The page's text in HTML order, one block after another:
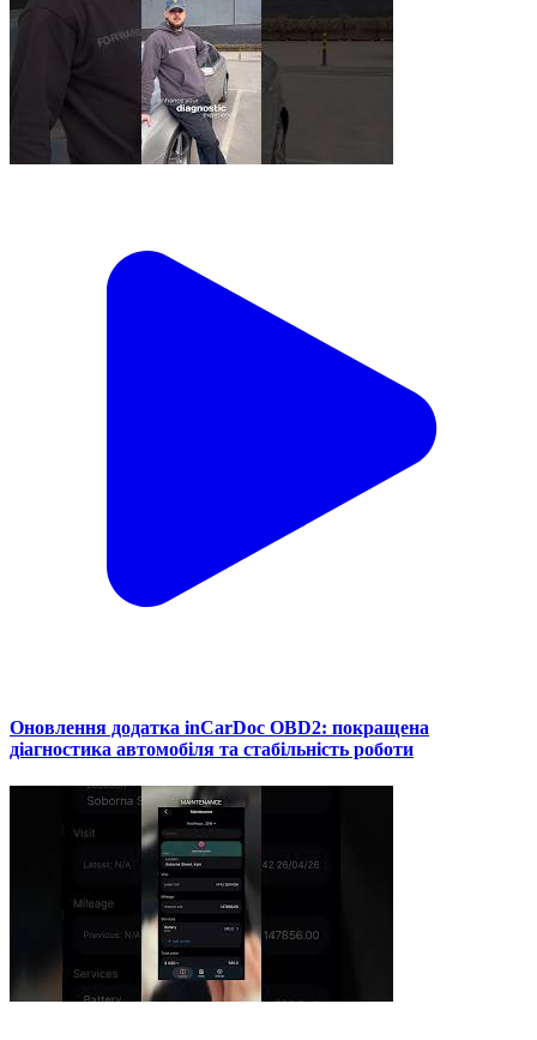
Оновлення додатка inCarDoc OBD2: покращена
діагностика автомобіля та стабільність роботи